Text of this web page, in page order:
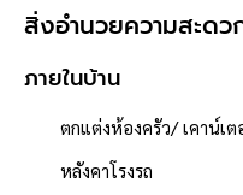
จำนวนชั้น : 2 ชั้น
ที่จอดรถ : 2 คัน
- น้ำประปา ไฟฟ้าพร้อมเข้าอยู่
**งานระบบภายในบ้านที่เปลี่
- ท่อเมนประปาภายนอกอาคาร
สิ่งอำนวยความสะดว
ภายในบ้าน
ตกแต่งห้องครัว/ เคาน์เต
หลังคาโรงรถ